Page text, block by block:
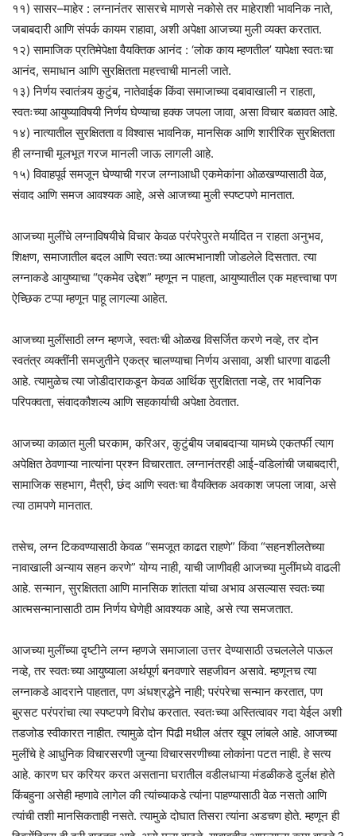
११) सासर–माहेर : लग्नानंतर सासरचे माणसे नकोसे तर माहेराशी भावनिक नाते,
जबाबदारी आणि संपर्क कायम राहावा, अशी अपेक्षा आजच्या मुली व्यक्त करतात.
१२) सामाजिक प्रतिमेपेक्षा वैयक्तिक आनंद : ‘लोक काय म्हणतील’ यापेक्षा स्वतःचा
आनंद, समाधान आणि सुरक्षितता महत्त्वाची मानली जाते.
१३) निर्णय स्वातंत्र्य कुटुंब, नातेवाईक किंवा समाजाच्या दबावाखाली न राहता,
स्वतःच्या आयुष्याविषयी निर्णय घेण्याचा हक्क जपला जावा, असा विचार बळावत आहे.
१४) नात्यातील सुरक्षितता व विश्वास भावनिक, मानसिक आणि शारीरिक सुरक्षितता
ही लग्नाची मूलभूत गरज मानली जाऊ लागली आहे.
१५) विवाहपूर्व समजून घेण्याची गरज लग्नाआधी एकमेकांना ओळखण्यासाठी वेळ,
संवाद आणि समज आवश्यक आहे, असे आजच्या मुली स्पष्टपणे मानतात.
आजच्या मुलींचे लग्नाविषयीचे विचार केवळ परंपरेपुरते मर्यादित न राहता अनुभव,
शिक्षण, समाजातील बदल आणि स्वतःच्या आत्मभानाशी जोडलेले दिसतात. त्या
लग्नाकडे आयुष्याचा “एकमेव उद्देश” म्हणून न पाहता, आयुष्यातील एक महत्त्वाचा पण
ऐच्छिक टप्पा म्हणून पाहू लागल्या आहेत.
आजच्या मुलींसाठी लग्न म्हणजे, स्वतःची ओळख विसर्जित करणे नव्हे, तर दोन
स्वतंत्र व्यक्तींनी समजुतीने एकत्र चालण्याचा निर्णय असावा, अशी धारणा वाढली
आहे. त्यामुळेच त्या जोडीदाराकडून केवळ आर्थिक सुरक्षितता नव्हे, तर भावनिक
परिपक्वता, संवादकौशल्य आणि सहकार्याची अपेक्षा ठेवतात.
आजच्या काळात मुली घरकाम, करिअर, कुटुंबीय जबाबदाऱ्या यामध्ये एकतर्फी त्याग
अपेक्षित ठेवणाऱ्या नात्यांना प्रश्न विचारतात. लग्नानंतरही आई-वडिलांची जबाबदारी,
सामाजिक सहभाग, मैत्री, छंद आणि स्वतःचा वैयक्तिक अवकाश जपला जावा, असे
त्या ठामपणे मानतात.
तसेच, लग्न टिकवण्यासाठी केवळ “समजूत काढत राहणे” किंवा “सहनशीलतेच्या
नावाखाली अन्याय सहन करणे” योग्य नाही, याची जाणीवही आजच्या मुलींमध्ये वाढली
आहे. सन्मान, सुरक्षितता आणि मानसिक शांतता यांचा अभाव असल्यास स्वतःच्या
आत्मसन्मानासाठी ठाम निर्णय घेणेही आवश्यक आहे, असे त्या समजतात.
आजच्या मुलींच्या दृष्टीने लग्न म्हणजे समाजाला उत्तर देण्यासाठी उचललेले पाऊल
नव्हे, तर स्वतःच्या आयुष्याला अर्थपूर्ण बनवणारे सहजीवन असावे. म्हणूनच त्या
लग्नाकडे आदराने पाहतात, पण अंधश्रद्धेने नाही; परंपरेचा सन्मान करतात, पण
बुरसट परंपरांचा त्या स्पष्टपणे विरोध करतात. स्वतःच्या अस्तित्वावर गदा येईल अशी
तडजोड स्वीकारत नाहीत. त्यामुळे दोन पिढी मधील अंतर खूप लांबले आहे. आजच्या
मुलींचे हे आधुनिक विचारसरणी जुन्या विचारसरणीच्या लोकांना पटत नाही. हे सत्य
आहे. कारण घर करियर करत असताना घरातील वडीलधाऱ्या मंडळीकडे दुर्लक्ष होते
किंबहुना असेही म्हणावे लागेल की त्यांच्याकडे त्यांना पाहण्यासाठी वेळ नसतो आणि
त्यांची तशी मानसिकताही नसते. त्यामुळे दोघात तिसरा त्यांना अडचण होते. म्हणून ही